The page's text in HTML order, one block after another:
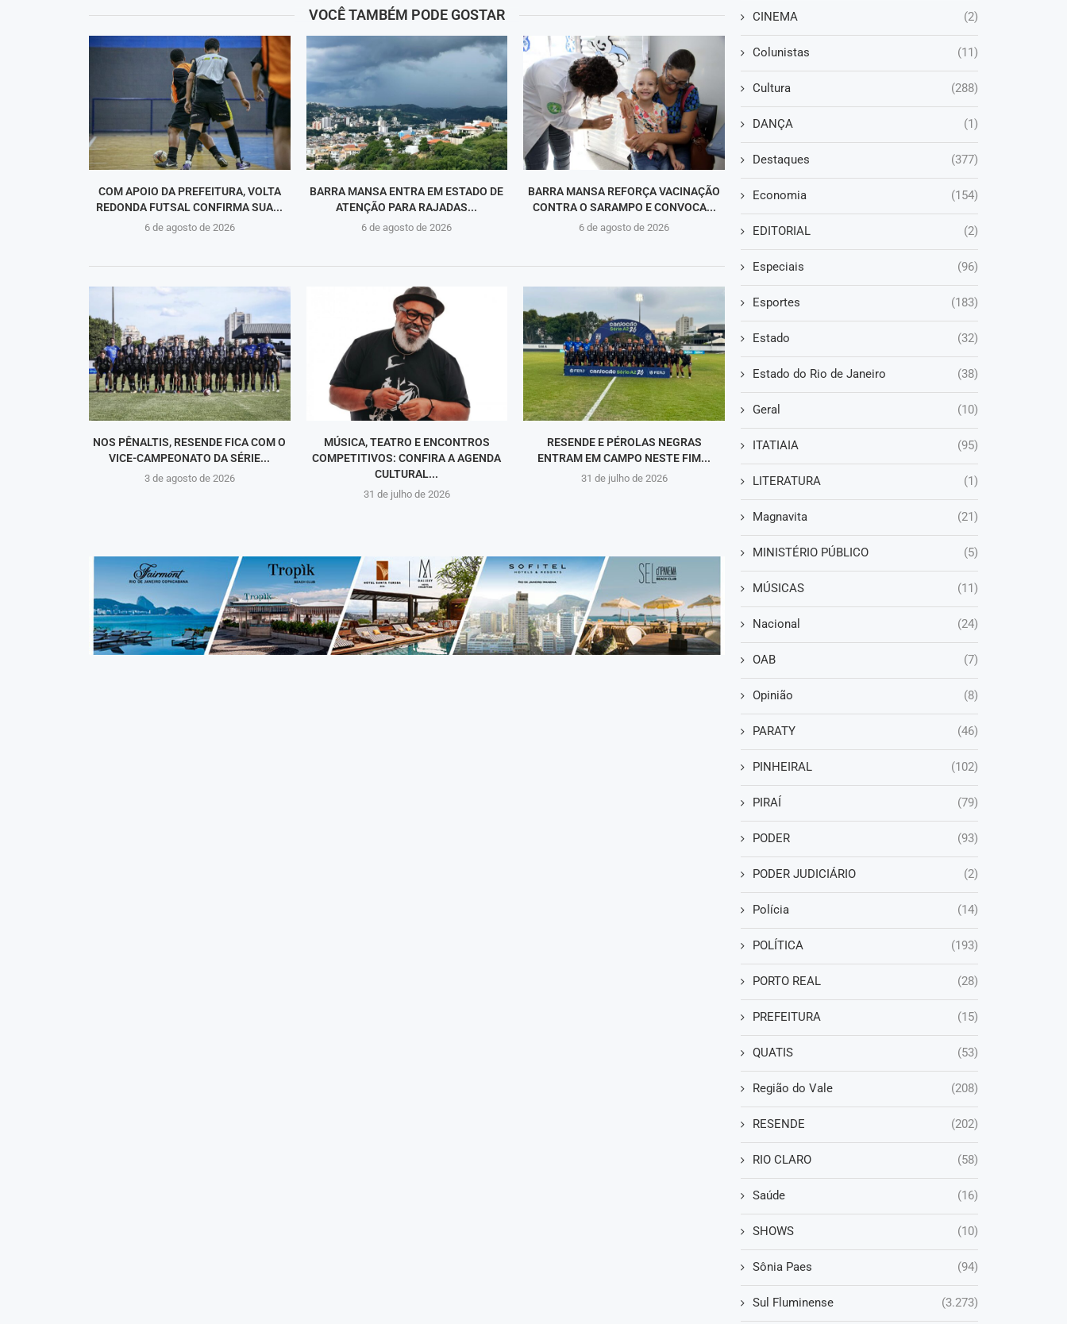
VOCÊ TAMBÉM PODE GOSTAR
COM APOIO DA PREFEITURA, VOLTA
REDONDA FUTSAL CONFIRMA SUA...
6 de agosto de 2026
BARRA MANSA ENTRA EM ESTADO DE
ATENÇÃO PARA RAJADAS...
6 de agosto de 2026
BARRA MANSA REFORÇA VACINAÇÃO
CONTRA O SARAMPO E CONVOCA...
6 de agosto de 2026
NOS PÊNALTIS, RESENDE FICA COM O
VICE-CAMPEONATO DA SÉRIE...
3 de agosto de 2026
MÚSICA, TEATRO E ENCONTROS
COMPETITIVOS: CONFIRA A AGENDA
CULTURAL...
31 de julho de 2026
RESENDE E PÉROLAS NEGRAS
ENTRAM EM CAMPO NESTE FIM...
31 de julho de 2026
CINEMA (2)
Colunistas (11)
Cultura (288)
DANÇA (1)
Destaques (377)
Economia (154)
EDITORIAL (2)
Especiais (96)
Esportes (183)
Estado (32)
Estado do Rio de Janeiro (38)
Geral (10)
ITATIAIA (95)
LITERATURA (1)
Magnavita (21)
MINISTÉRIO PÚBLICO (5)
MÚSICAS (11)
Nacional (24)
OAB (7)
Opinião (8)
PARATY (46)
PINHEIRAL (102)
PIRAÍ (79)
PODER (93)
PODER JUDICIÁRIO (2)
Polícia (14)
POLÍTICA (193)
PORTO REAL (28)
PREFEITURA (15)
QUATIS (53)
Região do Vale (208)
RESENDE (202)
RIO CLARO (58)
Saúde (16)
SHOWS (10)
Sônia Paes (94)
Sul Fluminense (3.273)